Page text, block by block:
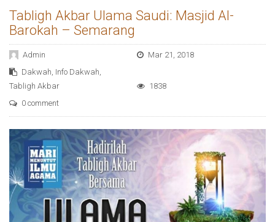
Tabligh Akbar Ulama Saudi: Masjid Al-
Barokah – Semarang
Admin
Mar 21, 2018
Dakwah, Info Dakwah,
Tabligh Akbar
1838
0 comment